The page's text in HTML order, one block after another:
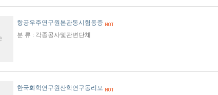
항공우주연구원본관동시험동증
분 류 : 각종공사및관변단체
한국화학연구원산학연구동리모